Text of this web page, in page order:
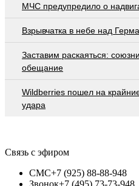
МЧС предупредило о
Взрывчатка в небе над
Заставим раскаяться:
обещание
Wildberries пошел на
удара
Связь с эфиром
СМС+7 (925) 88-88-948
Звонок+7 (495) 73-73-948